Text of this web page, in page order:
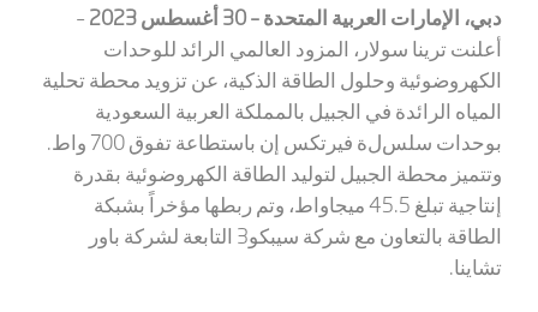
دبي، الإمارات العربية المتحدة – أغسطس 2023
–
أعلنت ترينا سولار، المزود العالمي الرائد للوحدات
الكهروضوئية وحلول الطاقة الذكية، عن تزويد محطة تحلية
المياه الرائدة في الجبيل بالمملكة العربية السعودية
بوحدات سلسل
ة فيرتكس إن باستطاعة تفوق 700 واط.
وتتميز محطة الجبيل لتوليد الطاقة الكهروضوئية بقدرة
إنتاجية تبلغ 45.5 ميجاواط، وتم ربطها مؤخراً بشبكة
الطاقة بالتعاون مع شركة سيبكو3 التابعة لشركة باور
تشاينا.